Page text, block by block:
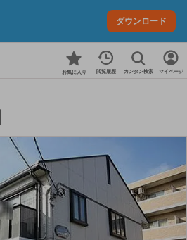
ダウンロード
お気に入り 閲覧履歴 カンタン検索 マイページ